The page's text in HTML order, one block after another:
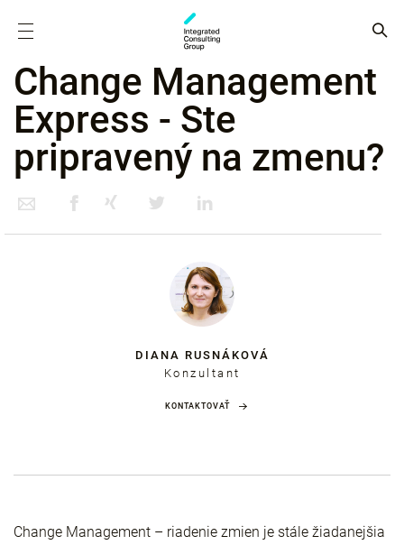
Change Management
Express - Ste
pripravený na zmenu?
DIANA RUSNÁKOVÁ
Konzultant
KONTAKTOVAŤ
Change Management – riadenie zmien je stále žiadanejšia